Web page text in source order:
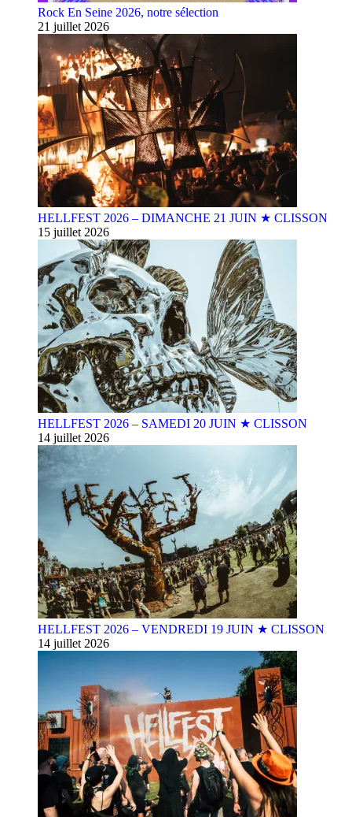
Rock En Seine 2026, notre sélection
21 juillet 2026
HELLFEST 2026 – DIMANCHE 21 JUIN ★ CLISSON
15 juillet 2026
HELLFEST 2026 – SAMEDI 20 JUIN ★ CLISSON
14 juillet 2026
HELLFEST 2026 – VENDREDI 19 JUIN ★ CLISSON
14 juillet 2026